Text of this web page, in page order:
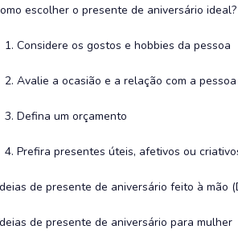
escolher o presente de aniversário ideal?
1. Considere os gostos e hobbies da pessoa
2. Avalie a ocasião e a relação com a pessoa
3. Defina um orçamento
4. Prefira presentes úteis, afetivos ou
de presente de aniversário feito à mão
de presente de aniversário para mulher